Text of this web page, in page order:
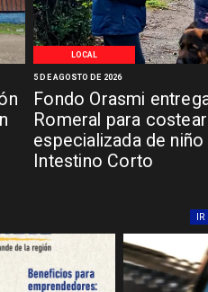
LOCAL
Fondo Orasmi
Romeral para
especializada de
Intestino Corto
5 DE AGOSTO DE 2026
IR